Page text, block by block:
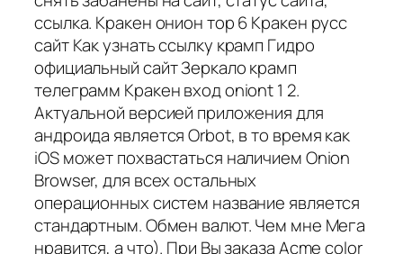
ссылка. Кракен онион тор 6 Кракен русс
сайт Как узнать ссылку крамп Гидро
официальный сайт Зеркало крамп
телеграмм Кракен вход oniont 1 2.
Актуальной версией приложения для
андроида является Orbot, в то время как
iOS может похвастаться наличием Onion
Browser, для всех остальных
операционных систем название является
стандартным. Обмен валют. Чем мне Мега
нравится, а что). При Вы заказа Acme color